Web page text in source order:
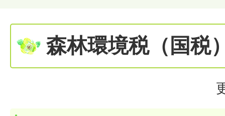
森林環境税（国税